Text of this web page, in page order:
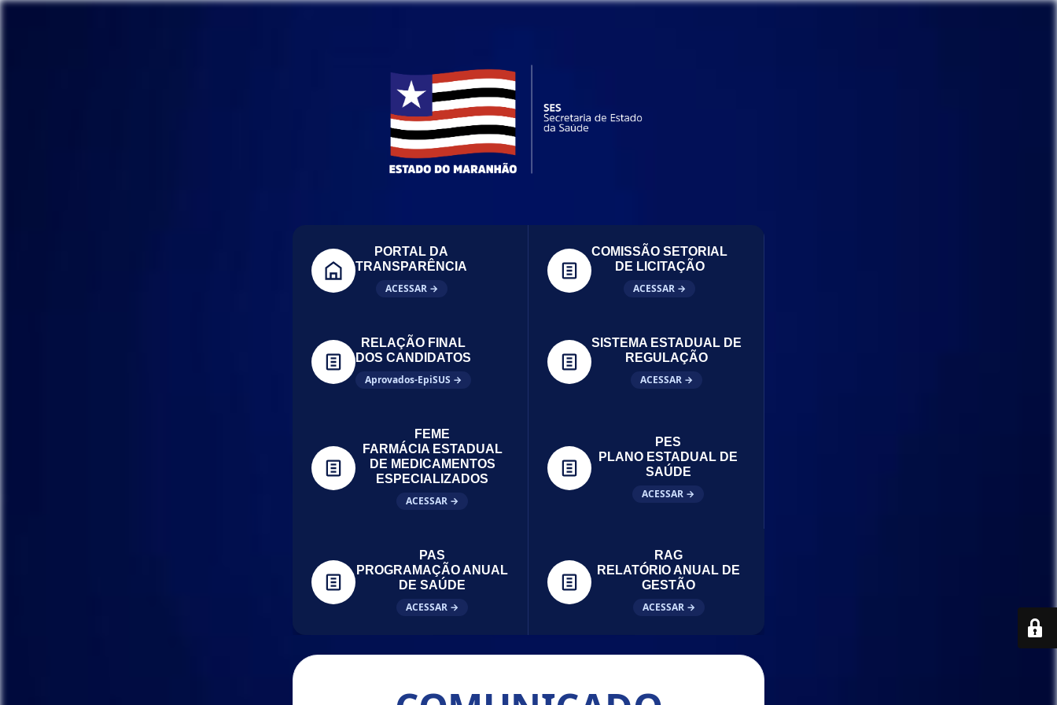
PORTAL DA
TRANSPARÊNCIA
ACESSAR →
COMISSÃO SETORIAL
DE LICITAÇÃO
ACESSAR →
RELAÇÃO FINAL
DOS CANDIDATOS
Aprovados-EpiSUS →
SISTEMA ESTADUAL DE
REGULAÇÃO
ACESSAR →
FEME
FARMÁCIA ESTADUAL
DE MEDICAMENTOS
ESPECIALIZADOS
ACESSAR →
PES
PLANO ESTADUAL DE
SAÚDE
ACESSAR →
PAS
PROGRAMAÇÃO ANUAL
DE SAÚDE
ACESSAR →
RAG
RELATÓRIO ANUAL DE
GESTÃO
ACESSAR →